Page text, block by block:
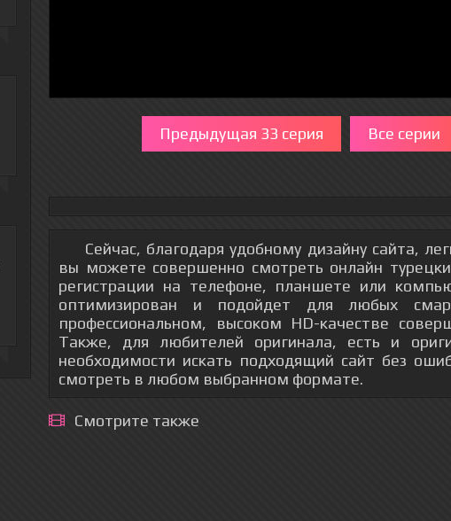
Предыдущая 33 серия Все серии
Сейчас, благодаря удобному дизайну сайта,
вы можете совершенно смотреть онлайн
регистрации на телефоне, планшете или
оптимизирован и подойдет для любых
профессиональном, высоком HD-качестве
Также, для любителей оригинала, есть и
необходимости искать подходящий сайт без
смотреть в любом выбранном формате.
Смотрите также